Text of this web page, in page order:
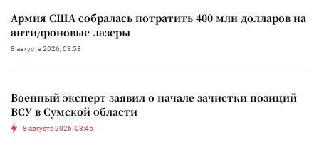
Армия США собралась потратить 400 млн долларов на
антидроновые лазеры
8 августа 2026, 03:58
Военный эксперт заявил о начале зачистки позиций
ВСУ в Сумской области
8 августа 2026, 03:45